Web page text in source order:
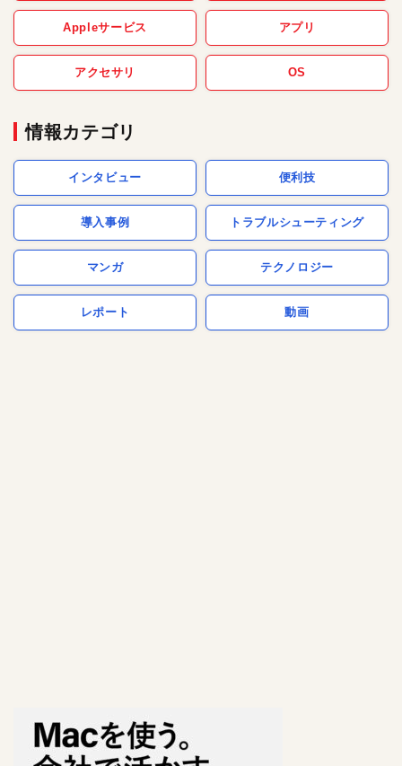
Appleサービス アプリ
アクセサリ OS
情報カテゴリ
インタビュー 便利技
導入事例 トラブルシューティング
マンガ テクノロジー
レポート 動画